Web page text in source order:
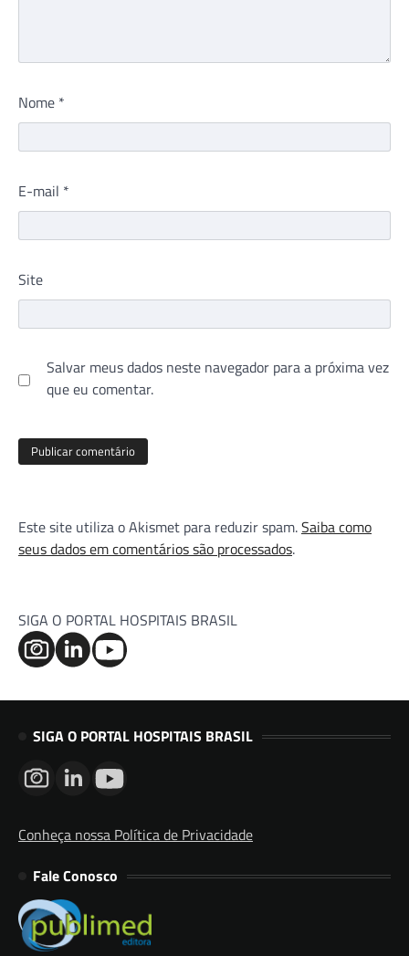
Nome *
E-mail *
Site
Salvar meus dados neste navegador para a próxima vez
que eu comentar.
Este site utiliza o Akismet para reduzir spam.Saiba como
seus dados em comentários são processados.
SIGA O PORTAL HOSPITAIS BRASIL
SIGA O PORTAL HOSPITAIS BRASIL
Conheça nossa Política de Privacidade
Fale Conosco